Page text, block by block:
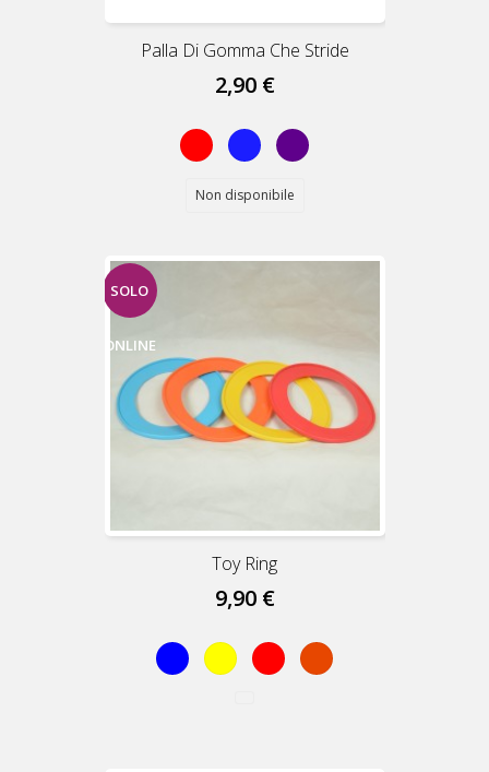
Palla Di Gomma Che Stride
2,90 €
Rosso Blu Viola
Non disponibile
SOLO
ONLINE
Toy Ring
9,90 €
Blue Yellow Red Orange